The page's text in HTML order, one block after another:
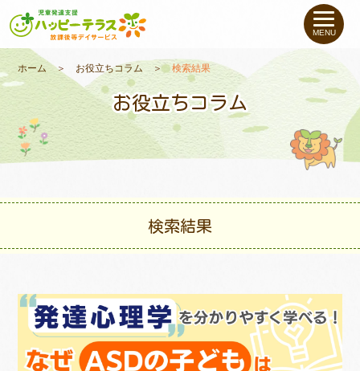
私たちについて
未就学のお子さま（０〜６才）
小学生〜高校生のお子さま
支援事例
ご利用について
MENU
ホーム ＞ お役立ちコラム ＞検索結果
お役立ちコラム
検索結果